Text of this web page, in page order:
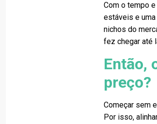
Com o tempo
estáveis e
nichos do
fez chegar até
Então,
preço?
Começar sem
Por isso,